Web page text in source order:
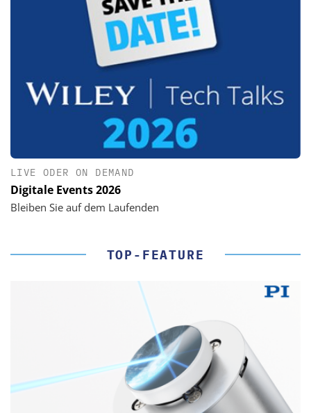
LIVE ODER ON DEMAND
Digitale Events 2026
Bleiben Sie auf dem Laufenden
TOP-FEATURE